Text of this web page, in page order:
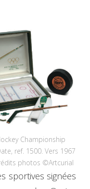
Championship
ref. 1500. Vers 1967
photos ©Artcurial
sportives signées